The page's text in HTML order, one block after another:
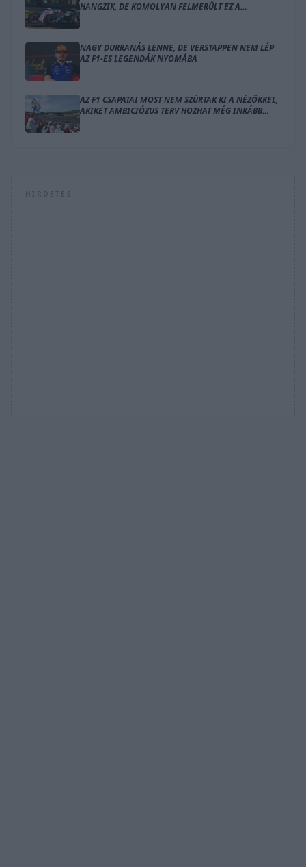
HANGZIK, DE KOMOLYAN FELMERÜLT EZ A
NAGY DURRANÁS LENNE, DE VERSTAPPEN NEM LÉP
AZ F1-ES LEGENDÁK NYOMÁBA
AZ F1 CSAPATAI MOST NEM SZÚRTAK KI A NÉZŐKKEL,
AKIKET AMBICIÓZUS TERV HOZHAT MÉG INKÁBB
HIRDETÉS